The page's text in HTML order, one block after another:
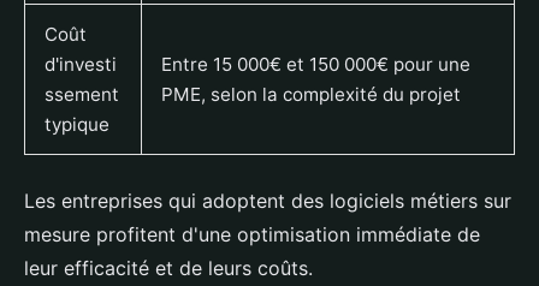
Coût
d'investi
ssement
typique
Entre 15 000€ et 150 000€ pour une
PME, selon la complexité du projet
Les entreprises qui adoptent des logiciels métiers sur
mesure profitent d'une optimisation immédiate de
leur efficacité et de leurs coûts.